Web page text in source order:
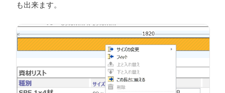
も出来ます。